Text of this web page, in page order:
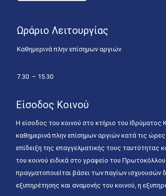
Ωράριο Λειτουργίας
Καθημερινά πλην επίσημων αργιών
7.30 – 15.30
Είσοδος Κοινού
Η είσοδος του κοινού στο κτήριο του Ιδρύματος
καθημερινά πλην επίσημων αργιών κατά τις
επίδειξη της επαγγελματικής τους ταυτότητας
του κοινού ειδικά στο γραφείο του
πραγματοποιείται βάσει των παγίων
εξυπηρέτησης και αναμονής του κοινού, η